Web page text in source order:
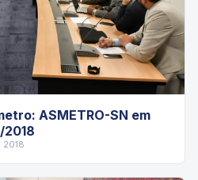
ASMETRO-SN em
2018
2018